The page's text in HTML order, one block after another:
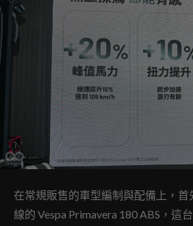
在常規販售的車型編制與配備上，
線的 Vespa Primavera 180 ABS，這